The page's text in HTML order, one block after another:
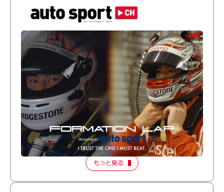
倒す相手を、信じてる。小林利徠斗 × 野村勇斗
【FORMATION LAP Produced by auto sport】
2026 Episode 2
もっと見る